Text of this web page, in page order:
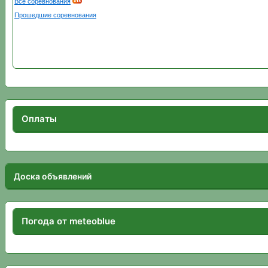
Оплаты
Доска объявлений
Погода от meteoblue